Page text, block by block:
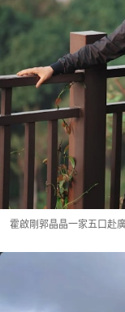
霍啟剛郭晶晶一家五口赴